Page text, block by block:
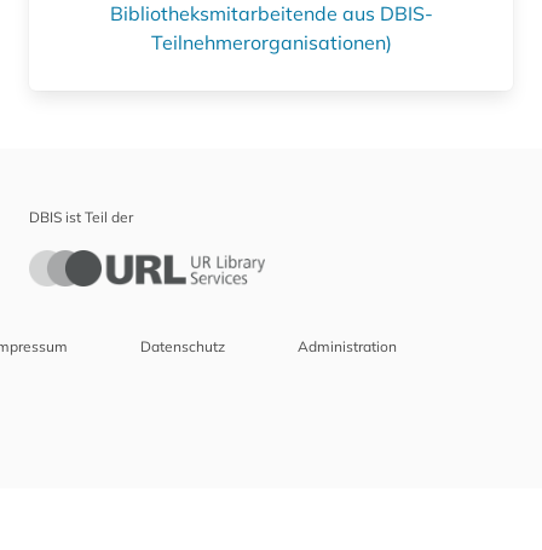
Bibliotheksmitarbeitende aus DBIS-
Teilnehmerorganisationen)
DBIS ist Teil der
Datenschutz Administration